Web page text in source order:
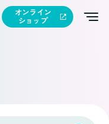
オンライン
ショップ